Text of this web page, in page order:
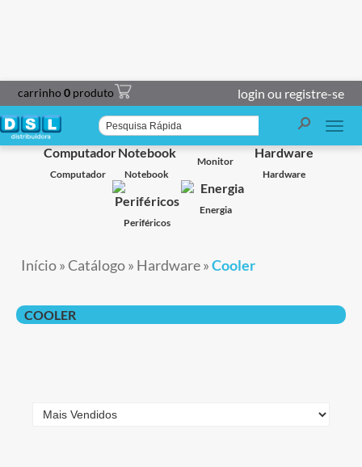
carrinho0 produto login ou registre-se
Caixa de Som
Computador Notebook
Monitor
Hardware
Periféricos
Energia
Início» Catálogo» Hardware»Cooler
COOLER